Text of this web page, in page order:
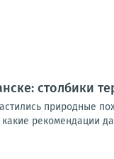
столбики
природные
рекомендации